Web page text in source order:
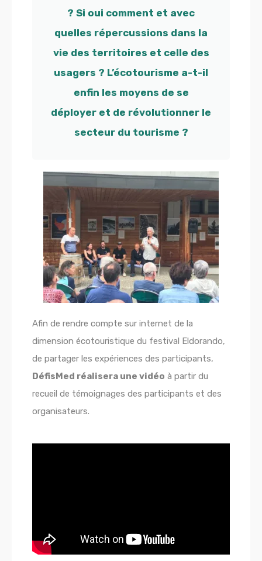
? Si oui comment et avec
quelles répercussions dans la
vie des territoires et celle des
usagers ? L’écotourisme a-t-il
enfin les moyens de se
déployer et de révolutionner le
secteur du tourisme ?
Afin de rendre compte sur internet de la
dimension écotouristique du festival Eldorando,
de partager les expériences des participants,
DéfisMed réalisera une vidéo à partir du
recueil de témoignages des participants et des
organisateurs.